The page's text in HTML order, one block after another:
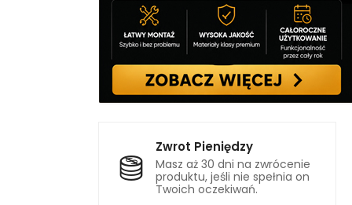
Zwrot Pieniędzy
Masz aż 30 dni na zwrócenie
produktu, jeśli nie spełnia on
Twoich oczekiwań.